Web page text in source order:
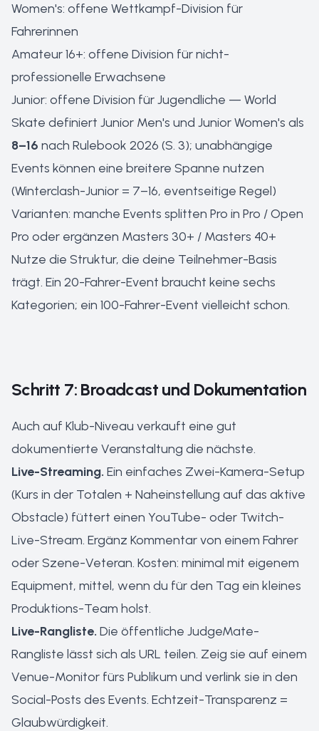
Women's: offene Wettkampf-Division für
Fahrerinnen
Amateur 16+: offene Division für nicht-
professionelle Erwachsene
Junior: offene Division für Jugendliche — World
Skate definiert Junior Men's und Junior Women's als
8–16 nach Rulebook 2026 (S. 3); unabhängige
Events können eine breitere Spanne nutzen
(Winterclash-Junior = 7–16, eventseitige Regel)
Varianten: manche Events splitten Pro in Pro / Open
Pro oder ergänzen Masters 30+ / Masters 40+
Nutze die Struktur, die deine Teilnehmer-Basis
trägt. Ein 20-Fahrer-Event braucht keine sechs
Kategorien; ein 100-Fahrer-Event vielleicht schon.
Schritt 7: Broadcast und Dokumentation
Auch auf Klub-Niveau verkauft eine gut
dokumentierte Veranstaltung die nächste.
Live-Streaming. Ein einfaches Zwei-Kamera-Setup
(Kurs in der Totalen + Naheinstellung auf das aktive
Obstacle) füttert einen YouTube- oder Twitch-
Live-Stream. Ergänz Kommentar von einem Fahrer
oder Szene-Veteran. Kosten: minimal mit eigenem
Equipment, mittel, wenn du für den Tag ein kleines
Produktions-Team holst.
Live-Rangliste. Die öffentliche JudgeMate-
Rangliste lässt sich als URL teilen. Zeig sie auf einem
Venue-Monitor fürs Publikum und verlink sie in den
Social-Posts des Events. Echtzeit-Transparenz =
Glaubwürdigkeit.